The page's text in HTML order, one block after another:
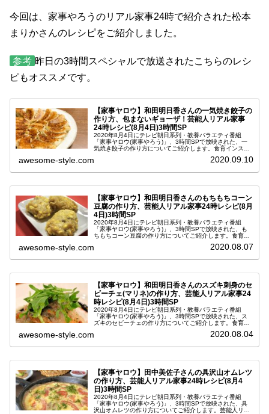
今回は、家事やろうのリアル家事24時で紹介された松本
まりかさんのレシピをご紹介しました。
参考 昨日の3時間スペシャルで放送されたこちらのレシ
ピもオススメです。
【家事ヤロウ】和田明日香さんの一気焼き餃子の
作り方、包まないギョーザ！芸能人リアル家事
24時レシピ(8月4日)3時間SP
2020年8月4日にテレビ朝日系列・教養バラエティ番組
「家事ヤロウ(家事やろう)」、3時間SPで放映された、一
気焼き餃子の作り方についてご紹介します。食育インスト
awesome-style.com 2020.09.10
【家事ヤロウ】和田明日香さんのもちもちコーン
豆腐の作り方、芸能人リアル家事24時レシピ(8月
4日)3時間SP
2020年8月4日にテレビ朝日系列・教養バラエティ番組
「家事ヤロウ(家事やろう)」、3時間SPで放映された、も
ちもちコーン豆腐の作り方についてご紹介します。食育イ
awesome-style.com 2020.08.07
【家事ヤロウ】和田明日香さんのスズキ刺身のセ
ビーチェ(マリネ)の作り方、芸能人リアル家事24
時レシピ(8月4日)3時間SP
2020年8月4日にテレビ朝日系列・教養バラエティ番組
「家事ヤロウ(家事やろう)」、3時間SPで放映された、ス
ズキのセビーチェの作り方についてご紹介します。食育イ
awesome-style.com 2020.08.04
【家事ヤロウ】田中美佐子さんの具沢山オムレツ
の作り方、芸能人リアル家事24時レシピ(8月4
日)3時間SP
2020年8月4日にテレビ朝日系列・教養バラエティ番組
「家事ヤロウ(家事やろう)」、3時間SPで放映された、具
沢山オムレツの作り方についてご紹介します。芸能人リア